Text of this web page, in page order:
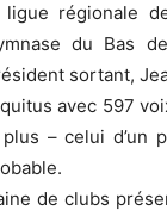
ligue régionale
du Bas
sortant,
avec 597
– celui d’un
de clubs